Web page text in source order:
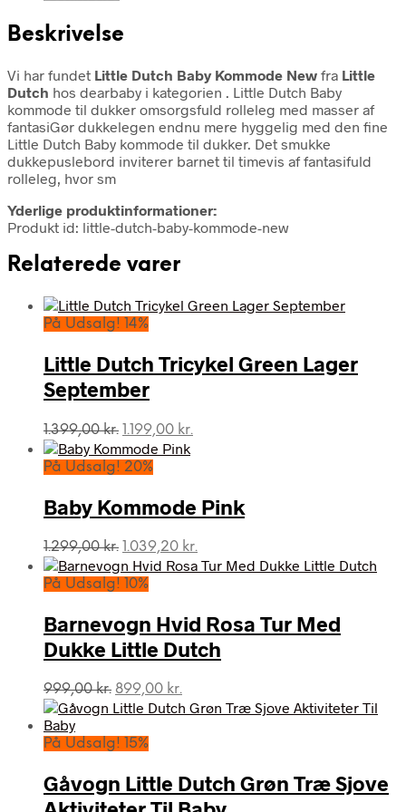
Beskrivelse
Vi har fundet Little Dutch Baby Kommode New fra Little
Dutch hos dearbaby i kategorien . Little Dutch Baby
kommode til dukker omsorgsfuld rolleleg med masser af
fantasiGør dukkelegen endnu mere hyggelig med den fine
Little Dutch Baby kommode til dukker. Det smukke
dukkepuslebord inviterer barnet til timevis af fantasifuld
rolleleg, hvor sm
Yderlige produktinformationer:
Produkt id: little-dutch-baby-kommode-new
Relaterede varer
På Udsalg! 14%
Little Dutch Tricykel Green Lager
September
1.399,00kr. Den
oprindelige
pris
1.399,00 kr..
1.199,00 kr.
1.199,00 kr..
På Udsalg! 20%
Baby Kommode Pink
1.299,00kr. Den
oprindelige
pris
1.299,00 kr..
1.039,20 kr.
aktuelle
1.039,20 kr..
På Udsalg! 10%
Barnevogn Hvid Rosa Tur Med
Dukke Little Dutch
999,00kr. Den
oprindelige
var:
899,00 kr.
aktuelle
På Udsalg! 15%
Gåvogn Little Dutch Grøn Træ Sjove